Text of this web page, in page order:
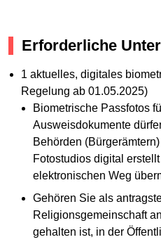
Erforderliche
1 aktuelles, digitales
Regelung ab 01.05.2025)
Biometrische Passfotos
Ausweisdokumente
Behörden
Fotostudios digital
elektronischen Weg
Gehören Sie als
Religionsgemeinschaft
gehalten ist, in der